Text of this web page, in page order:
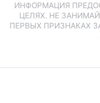
ИНФОРМАЦИЯ
ЦЕЛЯХ. НЕ
ПЕРВЫХ ПРИЗНАКАХ